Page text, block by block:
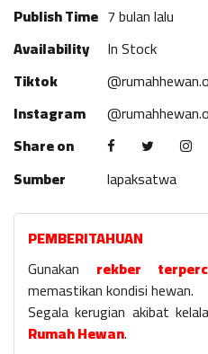
Publish Time 7 bulan lalu
Availability
In Stock
Tiktok
Instagram
Share on
Sumber
lapaksatwa
PEMBERITAHUAN
Gunakan rekber
memastikan kondisi hewan.
Segala kerugian akibat
Rumah Hewan.